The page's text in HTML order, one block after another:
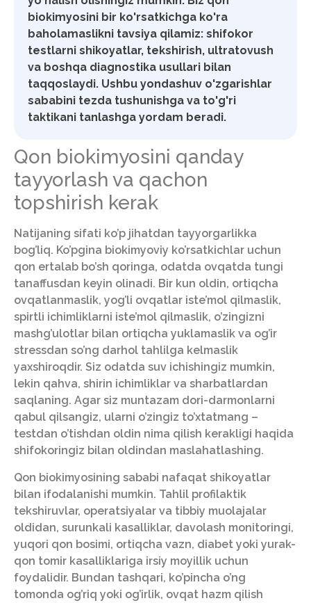
biokimyosini bir ko'rsatkichga ko'ra
baholamaslikni tavsiya qilamiz: shifokor
testlarni shikoyatlar, tekshirish, ultratovush
va boshqa diagnostika usullari bilan
taqqoslaydi. Ushbu yondashuv o'zgarishlar
sababini tezda tushunishga va to'g'ri
taktikani tanlashga yordam beradi.
Qon biokimyosini qanday
tayyorlash va qachon
topshirish kerak
Natijaning sifati ko’p jihatdan tayyorgarlikka
bog’liq. Ko’pgina biokimyoviy ko’rsatkichlar uchun
qon ertalab bo’sh qoringa, odatda ovqatda tungi
tanaffusdan keyin olinadi. Bir kun oldin, ortiqcha
ovqatlanmaslik, yog’li ovqatlar iste’mol qilmaslik,
spirtli ichimliklarni iste’mol qilmaslik, o’zingizni
mashg’ulotlar bilan ortiqcha yuklamaslik va og’ir
stressdan so’ng darhol tahlilga kelmaslik
yaxshiroqdir. Siz odatda suv ichishingiz mumkin,
lekin qahva, shirin ichimliklar va sharbatlardan
saqlaning. Agar siz muntazam dori-darmonlarni
qabul qilsangiz, ularni o’zingiz to’xtatmang –
testdan o’tishdan oldin nima qilish kerakligi haqida
shifokoringiz bilan oldindan maslahatlashing.
Qon biokimyosining sababi nafaqat shikoyatlar
bilan ifodalanishi mumkin. Tahlil profilaktik
tekshiruvlar, operatsiyalar va tibbiy muolajalar
oldidan, surunkali kasalliklar, davolash monitoringi,
yuqori qon bosimi, ortiqcha vazn, diabet yoki yurak-
qon tomir kasalliklariga irsiy moyillik uchun
foydalidir. Bundan tashqari, ko’pincha o’ng
tomonda og’riq yoki og’irlik, ovqat hazm qilish